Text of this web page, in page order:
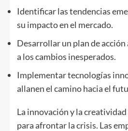
Identificar las tendencias
su impacto en el mercado.
Desarrollar un plan de
a los cambios inesperados.
Implementar tecnologías
allanen el camino hacia el
La innovación y la creatividad
para afrontar la crisis. Las